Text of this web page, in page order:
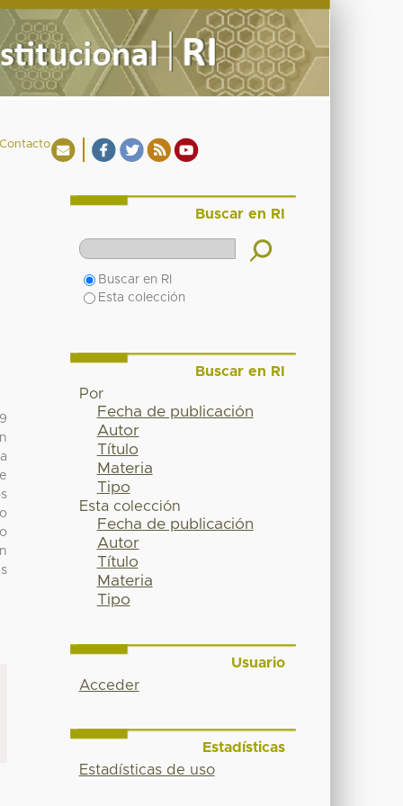
Buscar en RI
Buscar en RI
Esta colección
Buscar en RI
Por
Fecha de publicación
Autor
Título
Materia
Tipo
Esta colección
Fecha de publicación
Autor
Título
Materia
Tipo
Usuario
Acceder
Estadísticas
Estadísticas de uso